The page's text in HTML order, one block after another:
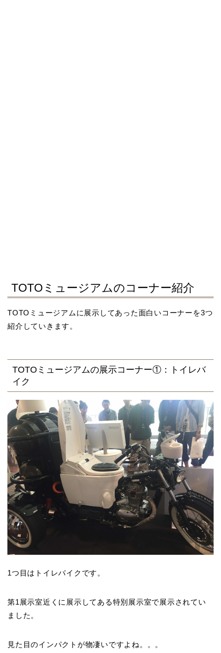
TOTOミュージアムのコーナー紹介
TOTOミュージアムに展示してあった面白いコーナーを3つ
紹介していきます。
TOTOミュージアムの展示コーナー①：トイレバ
イク
1つ目はトイレバイクです。
第1展示室近くに展示してある特別展示室で展示されてい
ました。
見た目のインパクトが物凄いですよね。。。